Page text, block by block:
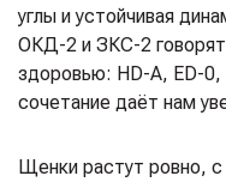
углы и устойчивая
ОКД-2 и ЗКС-2
здоровью: HD-A, ED-
сочетание даёт нам
Щенки растут ровно, с